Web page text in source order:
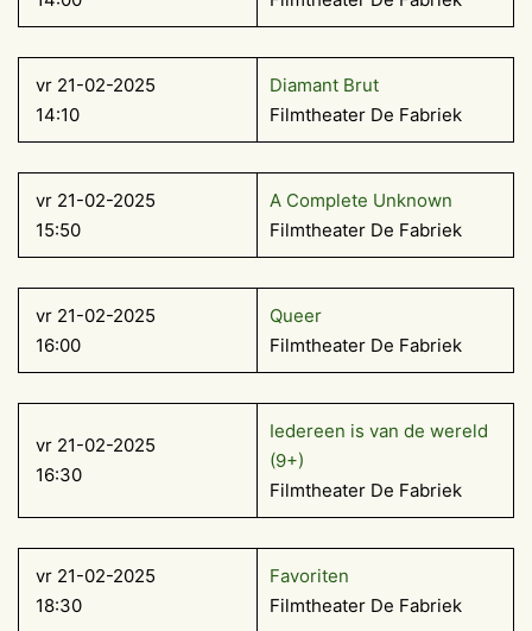
vr 21-02-2025
14:10
Diamant Brut
Filmtheater De Fabriek
vr 21-02-2025
15:50
A Complete Unknown
Filmtheater De Fabriek
vr 21-02-2025
16:00
Queer
Filmtheater De Fabriek
vr 21-02-2025
16:30
Iedereen is van de wereld
(9+)
Filmtheater De Fabriek
vr 21-02-2025
18:30
Favoriten
Filmtheater De Fabriek